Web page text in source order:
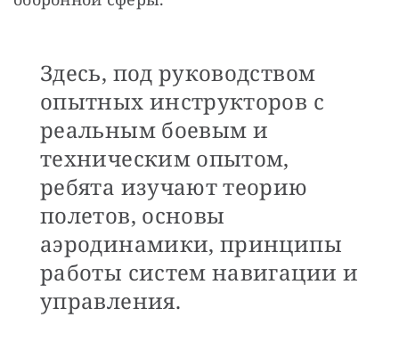
Здесь, под руководством
опытных инструкторов с
реальным боевым и
техническим опытом,
ребята изучают теорию
полетов, основы
аэродинамики, принципы
работы систем навигации и
управления.